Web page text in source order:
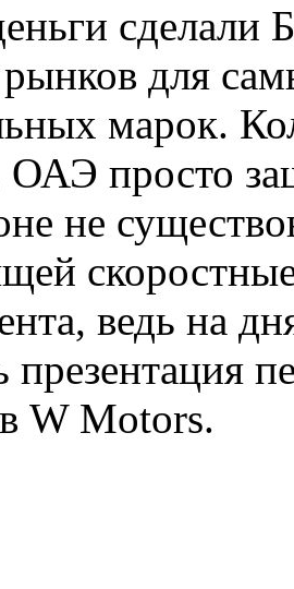
сделали
для
марок.
просто
не
ведь на
презентация
W Motors.